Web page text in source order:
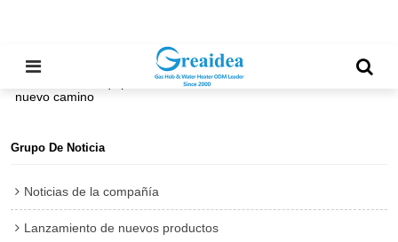
Inicio Noticias de la compañía /
Formación de equipos de Greaidea: nos centramos en iniciar un
nuevo camino
Grupo De Noticia
Noticias de la compañía
Lanzamiento de nuevos productos